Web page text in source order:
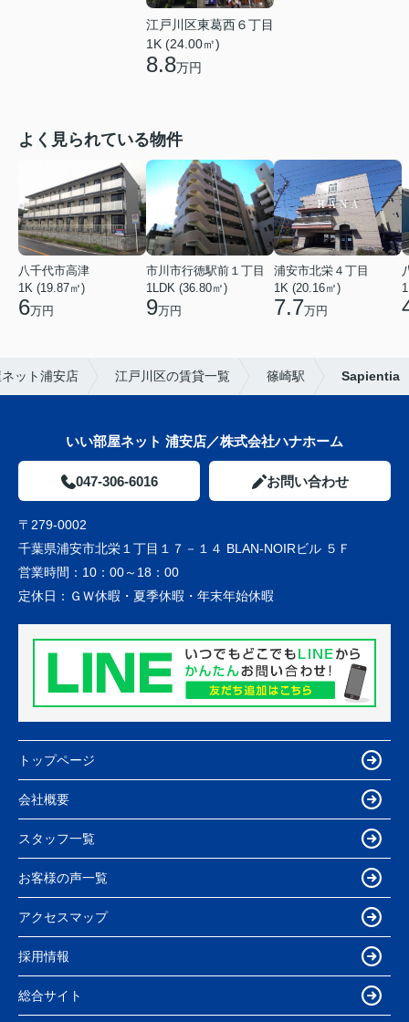
江戸川区東葛西６丁目
1K (24.00㎡)
8.8万円
よく見られている物件
八千代市高津
1K (19.87㎡)
6万円
市川市行徳駅前１丁目
1LDK (36.80㎡)
9万円
浦安市北栄４丁目
1K (20.16㎡)
7.7万円
ット浦安店 江戸川区の賃貸一覧 篠崎駅 Sapientia
いい部屋ネット 浦安店／株式会社ハナホーム
047-306-6016 お問い合わせ
〒279-0002
千葉県浦安市北栄１丁目１７－１４ BLAN-NOIRビル ５Ｆ
営業時間： 10：00～18：00
定休日： ＧＷ休暇・夏季休暇・年末年始休暇
トップページ
会社概要
スタッフ一覧
お客様の声一覧
アクセスマップ
採用情報
総合サイト